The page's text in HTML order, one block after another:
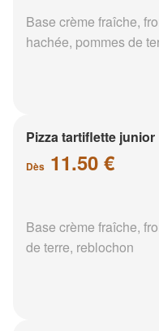
Base crème fraîche,
hachée, pommes de
Pizza tartiflette junior
Dès 11.50 €
Base crème fraîche,
de terre, reblochon